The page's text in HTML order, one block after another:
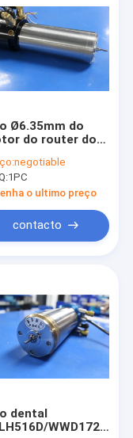
Ø6.35mm do
do router do
do PWB
- 0.05mm
negotiable
1PC
o ultimo preço
contacto
dental
WWD1722